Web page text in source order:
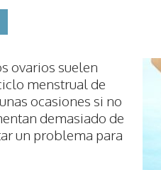
ovarios suelen
menstrual de
ocasiones si no
demasiado de
un problema para